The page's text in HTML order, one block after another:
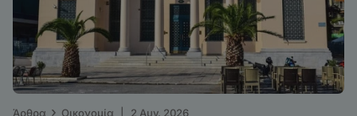
Άρθρα › Οικονομία 2 Αυγ. 2026